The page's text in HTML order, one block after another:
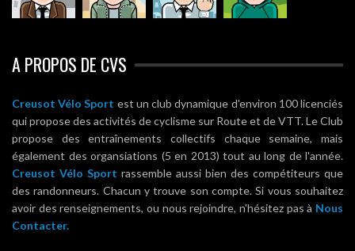
A PROPOS DE CVS
Creusot Vélo Sport est un club dynamique d'environ 100 licenciés
qui propose des activités de cyclisme sur Route et de VTT. Le Club
propose des entraînements collectifs chaque semaine, mais
également des organsiations (5 en 2013) tout au long de l'année.
Creusot Vélo Sport rassemble aussi bien des compétiteurs que
des randonneurs. Chacun y trouve son compte. Si vous souhaitez
avoir des renseignements, ou nous rejoindre, n'hésitez pas à Nous
Contacter.